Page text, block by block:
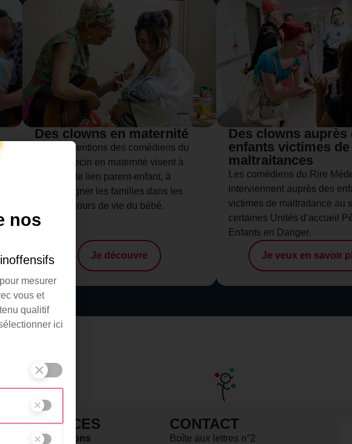
nos
mesurer
vous et
qualitif
ici
collectant des données sur les utilisateurs d'un site web
Des clowns en maternité
Les interventions des comédiens du
Rire Médecin en maternité visent à
renforcer le lien parent-enfant, à
accompagner les familles dans les
premiers jours de vie du bébé.
Je découvre
Des clowns auprès
enfants victimes de
maltraitances
Les comédiens du Rire
interviennent auprès des
victimes de maltraitance au
certaines Unités d’accueil
Enfants en Danger.
Je veux en savoir
Foire aux questions
CONTACT
Boîte aux lettres n°2